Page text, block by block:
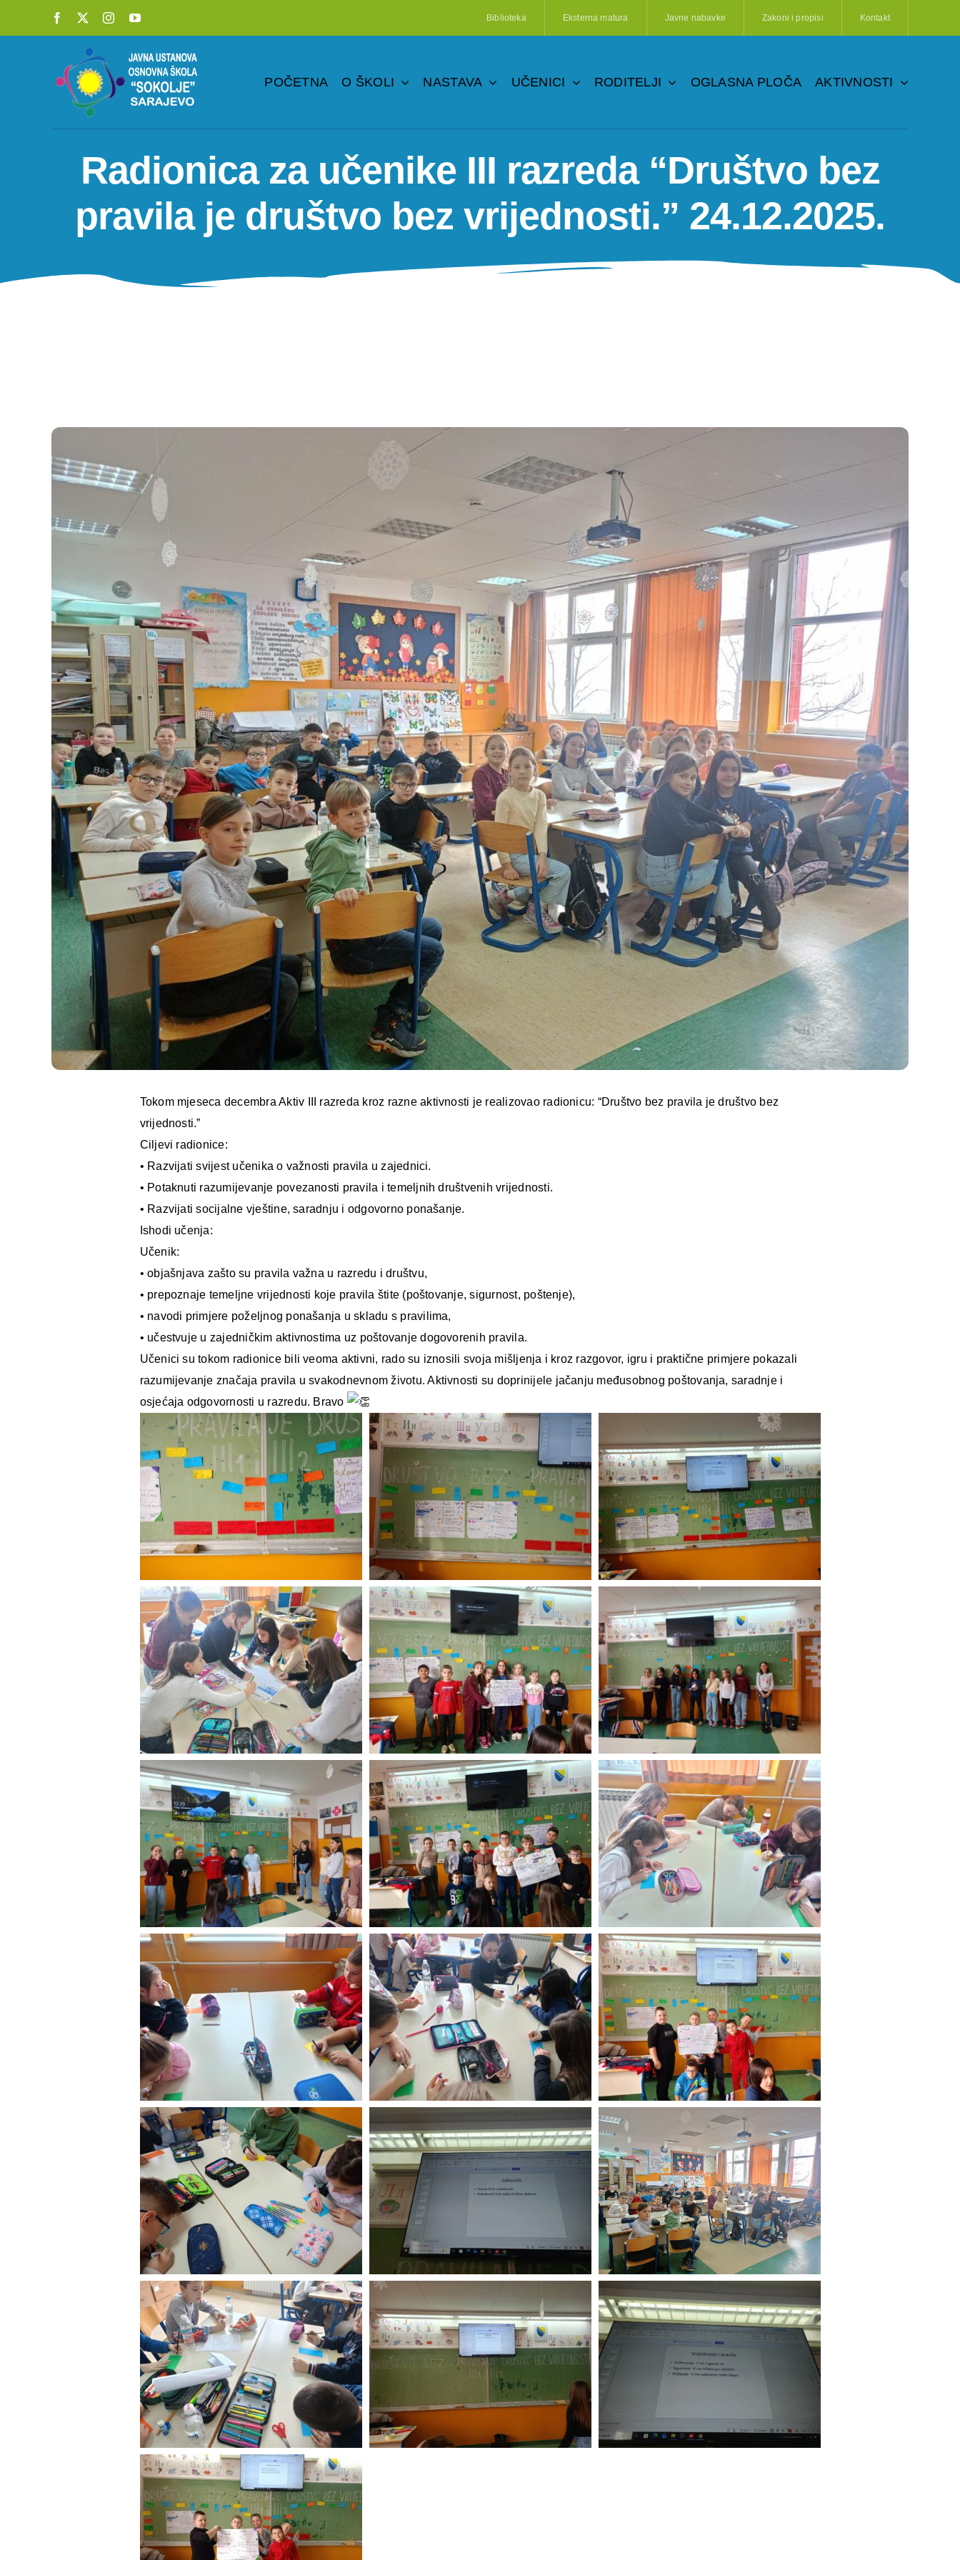
Biblioteka Eksterna matura Javne nabavke Zakoni i propisi Kontakt
POČETNA O ŠKOLI NASTAVA UČENICI RODITELJI OGLASNA PLOČA AKTIVNOSTI
Radionica za učenike III razreda “Društvo bez
pravila je društvo bez vrijednosti.” 24.12.2025.
Tokom mjeseca decembra Aktiv III razreda kroz razne aktivnosti je realizovao radionicu: “Društvo bez pravila je društvo bez
vrijednosti.”
Ciljevi radionice:
• Razvijati svijest učenika o važnosti pravila u zajednici.
• Potaknuti razumijevanje povezanosti pravila i temeljnih društvenih vrijednosti.
• Razvijati socijalne vještine, saradnju i odgovorno ponašanje.
Ishodi učenja:
Učenik:
• objašnjava zašto su pravila važna u razredu i društvu,
• prepoznaje temeljne vrijednosti koje pravila štite (poštovanje, sigurnost, poštenje),
• navodi primjere poželjnog ponašanja u skladu s pravilima,
• učestvuje u zajedničkim aktivnostima uz poštovanje dogovorenih pravila.
Učenici su tokom radionice bili veoma aktivni, rado su iznosili svoja mišljenja i kroz razgovor, igru i praktične primjere pokazali
razumijevanje značaja pravila u svakodnevnom životu. Aktivnosti su doprinijele jačanju međusobnog poštovanja, saradnje i
osjećaja odgovornosti u razredu. Bravo